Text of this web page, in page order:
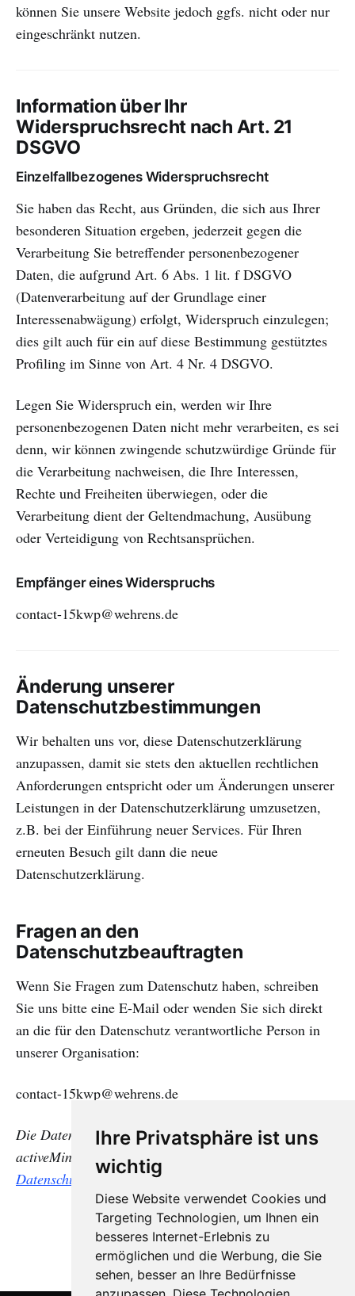
Ihre Privatsphäre ist uns
wichtig
Diese Website verwendet Cookies und
Targeting Technologien, um Ihnen ein
besseres Internet-Erlebnis zu
ermöglichen und die Werbung, die Sie
sehen, besser an Ihre Bedürfnisse
können Sie unsere Website jedoch ggfs. nicht oder nur
eingeschränkt nutzen.
Information über Ihr
Widerspruchsrecht nach Art. 21
DSGVO
Einzelfallbezogenes Widerspruchsrecht
Sie haben das Recht, aus Gründen, die sich aus Ihrer
besonderen Situation ergeben, jederzeit gegen die
Verarbeitung Sie betreffender personenbezogener
Daten, die aufgrund Art. 6 Abs. 1 lit. f DSGVO
(Datenverarbeitung auf der Grundlage einer
Interessenabwägung) erfolgt, Widerspruch einzulegen;
dies gilt auch für ein auf diese Bestimmung gestütztes
Profiling im Sinne von Art. 4 Nr. 4 DSGVO.
Legen Sie Widerspruch ein, werden wir Ihre
personenbezogenen Daten nicht mehr verarbeiten, es sei
denn, wir können zwingende schutzwürdige Gründe für
die Verarbeitung nachweisen, die Ihre Interessen,
Rechte und Freiheiten überwiegen, oder die
Verarbeitung dient der Geltendmachung, Ausübung
oder Verteidigung von Rechtsansprüchen.
Empfänger eines Widerspruchs
contact-15kwp@wehrens.de
Änderung unserer
Datenschutzbestimmungen
Wir behalten uns vor, diese Datenschutzerklärung
anzupassen, damit sie stets den aktuellen rechtlichen
Anforderungen entspricht oder um Änderungen unserer
Leistungen in der Datenschutzerklärung umzusetzen,
z.B. bei der Einführung neuer Services. Für Ihren
erneuten Besuch gilt dann die neue
Datenschutzerklärung.
Fragen an den
Datenschutzbeauftragten
Wenn Sie Fragen zum Datenschutz haben, schreiben
Sie uns bitte eine E-Mail oder wenden Sie sich direkt
an die für den Datenschutz verantwortliche Person in
unserer Organisation:
contact-15kwp@wehrens.de
Die Datenschutzerklärung wurde mithilfe der
activeMind AG erstellt, den Experten für
Datenschutzbeauftragte(Version #2020-09-30).